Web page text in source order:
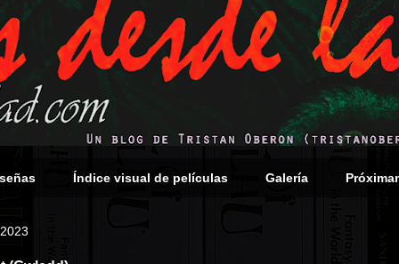
Índice visual de películas Galería